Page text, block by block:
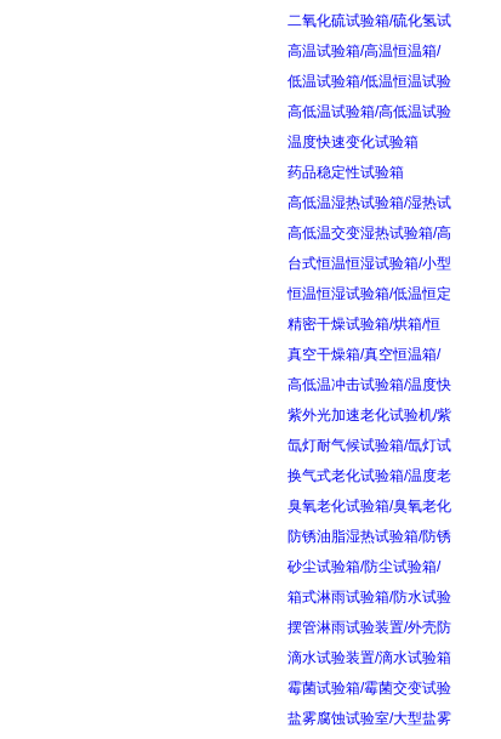
二氧化硫试验箱/硫化氢试
高温试验箱/高温恒温箱/
低温试验箱/低温恒温试验
高低温试验箱/高低温试验
温度快速变化试验箱
药品稳定性试验箱
高低温湿热试验箱/湿热试
高低温交变湿热试验箱/高
台式恒温恒湿试验箱/小型
恒温恒湿试验箱/低温恒定
精密干燥试验箱/烘箱/恒
真空干燥箱/真空恒温箱/
高低温冲击试验箱/温度快
紫外光加速老化试验机/紫
氙灯耐气候试验箱/氙灯试
换气式老化试验箱/温度老
臭氧老化试验箱/臭氧老化
防锈油脂湿热试验箱/防锈
砂尘试验箱/防尘试验箱/
箱式淋雨试验箱/防水试验
摆管淋雨试验装置/外壳防
滴水试验装置/滴水试验箱
霉菌试验箱/霉菌交变试验
盐雾腐蚀试验室/大型盐雾